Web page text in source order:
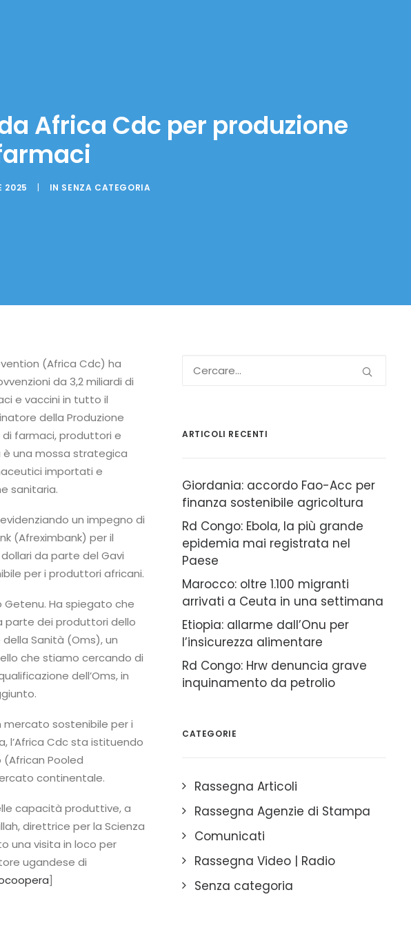
Africa Cdc per produzione
2025 | IN SENZA CATEGORIA
(Africa Cdc) ha
da 3,2 miliardi di
e vaccini in tutto il
della Produzione
di farmaci, produttori e
è una mossa strategica
importati e
sanitaria.
un impegno di
(Afreximbank) per il
da parte del Gavi
per i produttori africani.
Getenu. Ha spiegato che
parte dei produttori dello
Sanità (Oms), un
che stiamo cercando di
dell’Oms, in
sostenibile per i
l’Africa Cdc sta istituendo
Pooled
continentale.
capacità produttive, a
direttrice per la Scienza
una visita in loco per
ugandese di
]
ARTICOLI RECENTI
Giordania: accordo Fao-Acc per
finanza sostenibile agricoltura
Rd Congo: Ebola, la più grande
epidemia mai registrata nel
Paese
Marocco: oltre 1.100 migranti
arrivati a Ceuta in una settimana
Etiopia: allarme dall’Onu per
l’insicurezza alimentare
Rd Congo: Hrw denuncia grave
inquinamento da petrolio
CATEGORIE
Rassegna Articoli
Rassegna Agenzie di Stampa
Comunicati
Rassegna Video | Radio
Senza categoria